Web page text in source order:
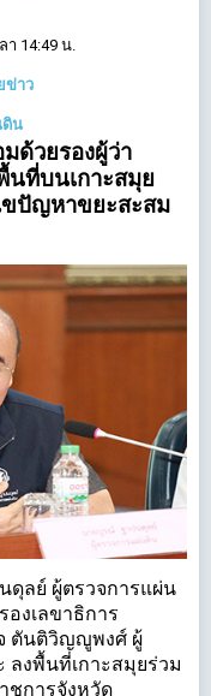
า 14:49 น.
ข่าว
ดิน
ด้วยรองผู้ว่า
นที่บนเกาะสมุย
ขปัญหาขยะสะสม
ดุลย์ ผู้ตรวจการแผ่น
งเลขาธิการ
ตันติวิญญูพงศ์ ผู้
งพื้นที่เกาะสมุยร่วม
ชการจังหวัด